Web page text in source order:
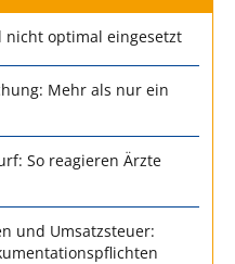
optimal eingesetzt
Mehr als nur ein
So reagieren Ärzte
und Umsatzsteuer: